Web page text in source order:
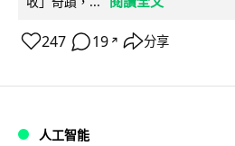
247 19 ↗ 分享
人工智能